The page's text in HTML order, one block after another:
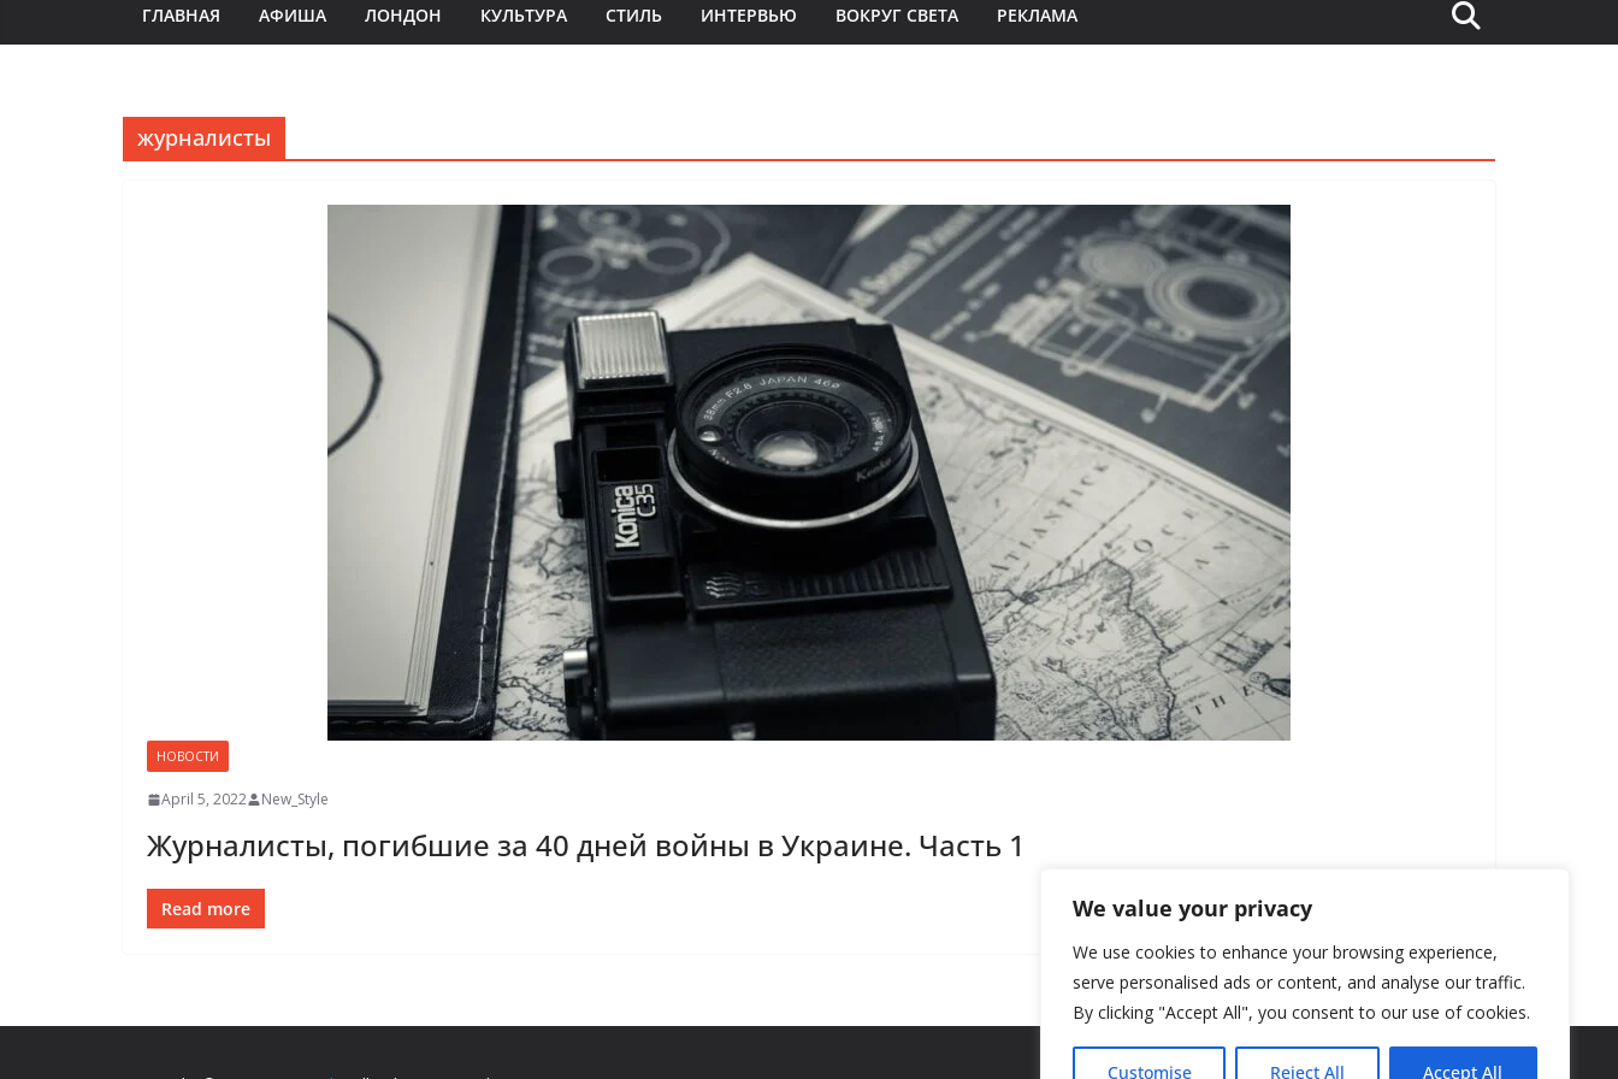
We value your privacy
We use cookies to enhance your browsing experience,
serve personalised ads or content, and analyse our traffic.
By clicking "Accept All", you consent to our use of cookies.
Customise Reject All Accept All
ГЛАВНАЯ АФИША ЛОНДОН КУЛЬТУРА СТИЛЬ ИНТЕРВЬЮ ВОКРУГ СВЕТА РЕКЛАМА
журналисты
НОВОСТИ
April 5, 2022 New_Style
Журналисты, погибшие за 40 дней войны в Украине. Часть 1
Read more